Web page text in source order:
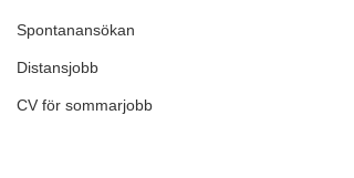
Spontanansökan
Distansjobb
CV för sommarjobb